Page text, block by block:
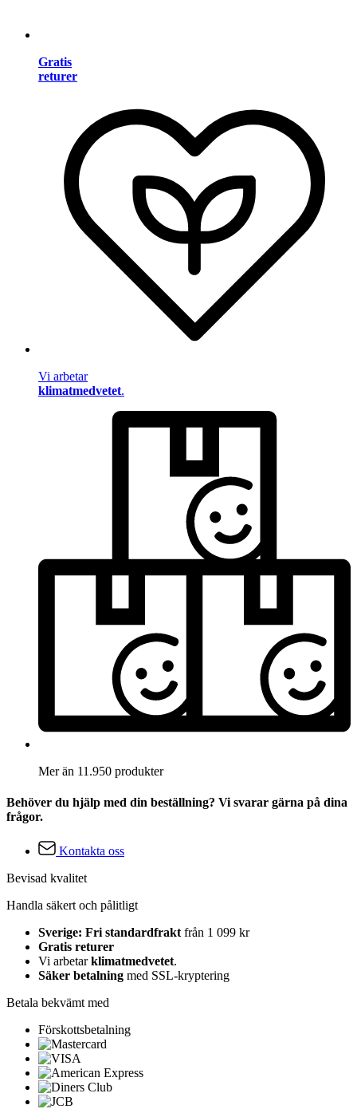
Gratis
returer
Vi arbetar
klimatmedvetet.
Mer än 11.950 produkter
Behöver du hjälp med din beställning? Vi svarar gärna på dina
frågor.
Kontakta oss
Bevisad kvalitet
Handla säkert och pålitligt
Sverige: Fri standardfrakt från 1 099 kr
Gratis returer
Vi arbetarklimatmedvetet.
Säker betalning med SSL-kryptering
Betala bekvämt med
Förskottsbetalning